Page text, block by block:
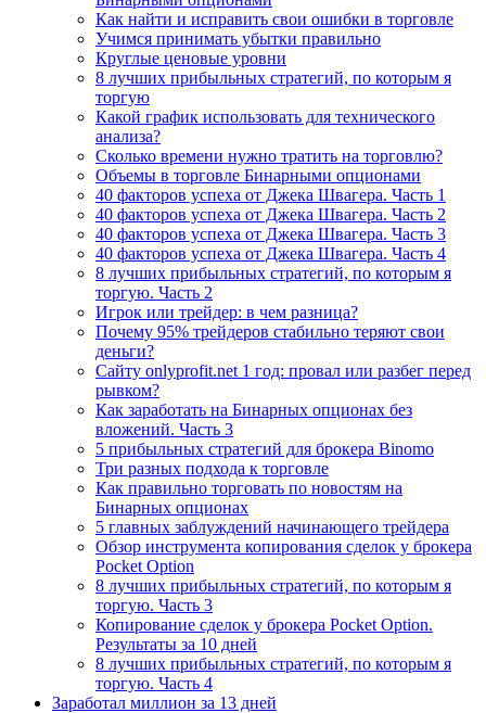
Как найти и исправить свои ошибки в торговле
Учимся принимать убытки правильно
Круглые ценовые уровни
8 лучших прибыльных стратегий, по которым я
торгую
Какой график использовать для технического
анализа?
Сколько времени нужно тратить на торговлю?
Объемы в торговле Бинарными опционами
40 факторов успеха от Джека Швагера. Часть 1
40 факторов успеха от Джека Швагера. Часть 2
40 факторов успеха от Джека Швагера. Часть 3
40 факторов успеха от Джека Швагера. Часть 4
8 лучших прибыльных стратегий, по которым я
торгую. Часть 2
Игрок или трейдер: в чем разница?
Почему 95% трейдеров стабильно теряют свои
деньги?
Сайту onlyprofit.net 1 год: провал или разбег перед
рывком?
Как заработать на Бинарных опционах без
вложений. Часть 3
5 прибыльных стратегий для брокера Binomo
Три разных подхода к торговле
Как правильно торговать по новостям на
Бинарных опционах
5 главных заблуждений начинающего трейдера
Обзор инструмента копирования сделок у брокера
Pocket Option
8 лучших прибыльных стратегий, по которым я
торгую. Часть 3
Копирование сделок у брокера Pocket Option.
Результаты за 10 дней
8 лучших прибыльных стратегий, по которым я
торгую. Часть 4
Заработал миллион за 13 дней